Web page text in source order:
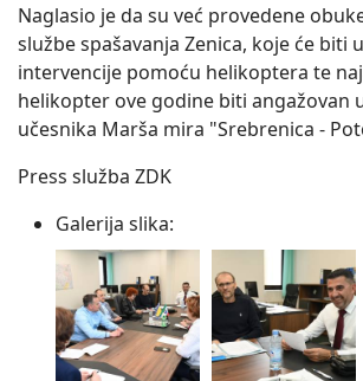
Naglasio je da su već provedene
službe spašavanja Zenica, koje će biti
intervencije pomoću helikoptera te
helikopter ove godine biti angažovan
učesnika Marša mira "Srebrenica -
Press služba ZDK
Galerija slika: